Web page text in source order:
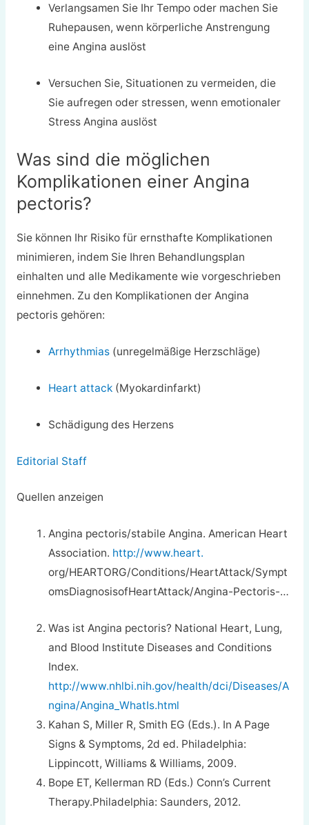
Verlangsamen Sie Ihr Tempo oder machen Sie
Ruhepausen, wenn körperliche Anstrengung
eine Angina auslöst
Versuchen Sie, Situationen zu vermeiden, die
Sie aufregen oder stressen, wenn emotionaler
Stress Angina auslöst
Was sind die möglichen
Komplikationen einer Angina
pectoris?
Sie können Ihr Risiko für ernsthafte Komplikationen
minimieren, indem Sie Ihren Behandlungsplan
einhalten und alle Medikamente wie vorgeschrieben
einnehmen. Zu den Komplikationen der Angina
pectoris gehören:
Arrhythmias (unregelmäßige Herzschläge)
Heart attack (Myokardinfarkt)
Schädigung des Herzens
Editorial Staff
Quellen anzeigen
Angina pectoris/stabile Angina. American Heart
Association. http://www.heart.
org/HEARTORG/Conditions/HeartAttack/Sympt
omsDiagnosisofHeartAttack/Angina-Pectoris-…
Was ist Angina pectoris? National Heart, Lung,
and Blood Institute Diseases and Conditions
Index.
http://www.nhlbi.nih.gov/health/dci/Diseases/A
ngina/Angina_WhatIs.html
Kahan S, Miller R, Smith EG (Eds.). In A Page
Signs & Symptoms, 2d ed. Philadelphia:
Lippincott, Williams & Williams, 2009.
Bope ET, Kellerman RD (Eds.) Conn’s Current
Therapy.Philadelphia: Saunders, 2012.